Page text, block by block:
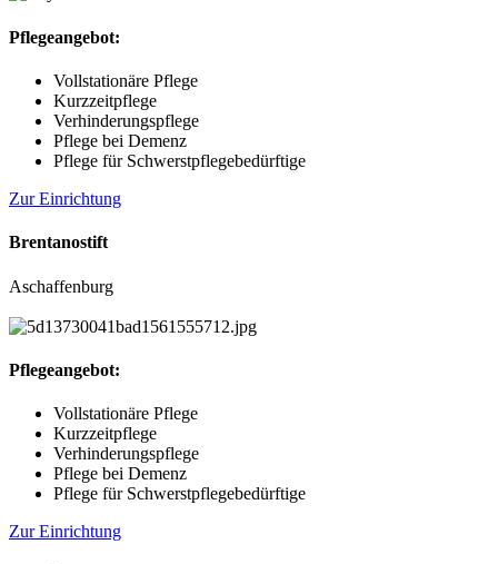
Pflegeangebot:
Vollstationäre Pflege
Kurzzeitpflege
Verhinderungspflege
Pflege bei Demenz
Pflege für Schwerstpflegebedürftige
Zur Einrichtung
Brentanostift
Aschaffenburg
Pflegeangebot:
Vollstationäre Pflege
Kurzzeitpflege
Verhinderungspflege
Pflege bei Demenz
Pflege für Schwerstpflegebedürftige
Zur Einrichtung